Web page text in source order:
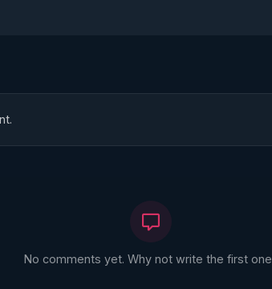
No comments yet. Why not write the first